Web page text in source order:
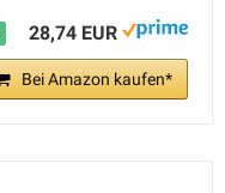
28,74 EUR
Bei Amazon kaufen*